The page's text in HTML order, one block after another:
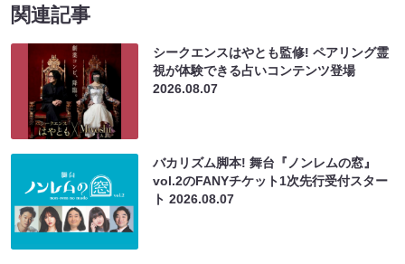
関連記事
シークエンスはやとも監修! ペアリング霊
視が体験できる占いコンテンツ登場
2026.08.07
バカリズム脚本! 舞台『ノンレムの窓』
vol.2のFANYチケット1次先行受付スター
ト2026.08.07